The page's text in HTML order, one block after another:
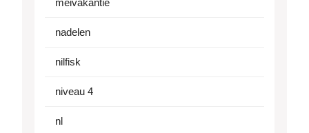
meivakantie
nadelen
nilfisk
niveau 4
nl